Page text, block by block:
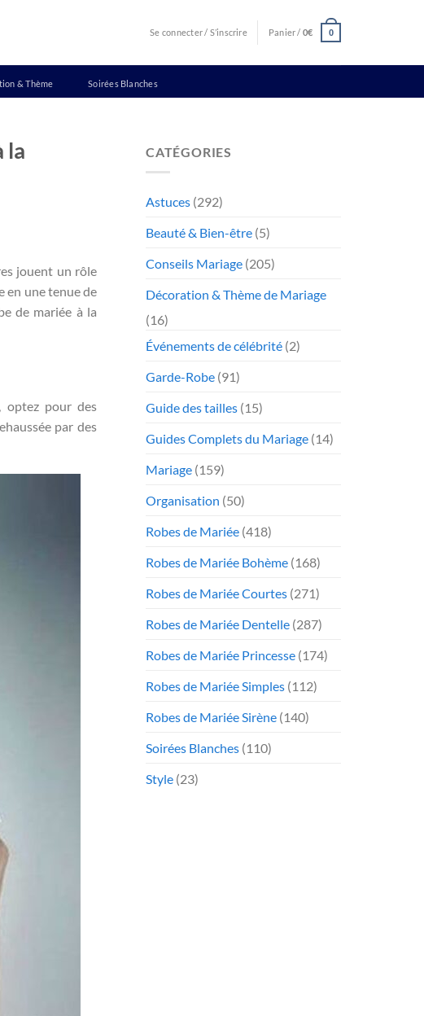
Se connecter / S’inscrire Panier / 0€ 0
& Thème Soirées Blanches
la
jouent un rôle
en une tenue de
de mariée à la
optez pour des
par des
CATÉGORIES
Astuces (292)
Beauté & Bien-être (5)
Conseils Mariage (205)
Décoration & Thème de Mariage
(16)
Événements de célébrité (2)
Garde-Robe (91)
Guide des tailles (15)
Guides Complets du Mariage (14)
Mariage (159)
Organisation (50)
Robes de Mariée (418)
Robes de Mariée Bohème (168)
Robes de Mariée Courtes (271)
Robes de Mariée Dentelle (287)
Robes de Mariée Princesse (174)
Robes de Mariée Simples (112)
Robes de Mariée Sirène (140)
Soirées Blanches (110)
Style (23)